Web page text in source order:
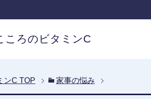
ころのビタミンC
ンC TOP 家事の悩み